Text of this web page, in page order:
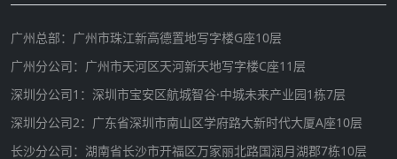
广州总部：广州市珠江新高德置地写字楼G座10层
广州分公司：广州市天河区天河新天地写字楼C座11层
深圳分公司1：深圳市宝安区航城智谷·中城未来产业园1栋7层
深圳分公司2：广东省深圳市南山区学府路大新时代大厦A座10层
长沙分公司：湖南省长沙市开福区万家丽北路国润月湖郡7栋10层